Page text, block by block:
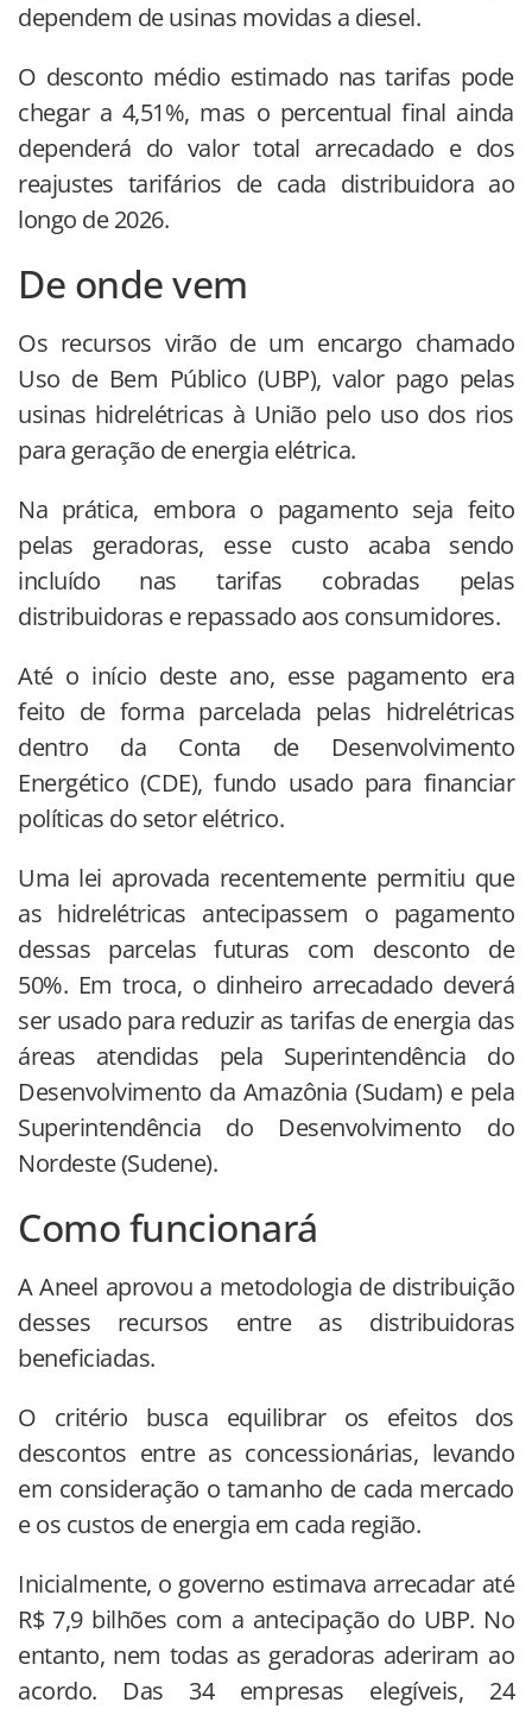
dependem de usinas movidas a diesel.
O desconto médio estimado nas tarifas pode
chegar a 4,51%, mas o percentual final ainda
dependerá do valor total arrecadado e dos
reajustes tarifários de cada distribuidora ao
longo de 2026.
De onde vem
Os recursos virão de um encargo chamado
Uso de Bem Público (UBP), valor pago pelas
usinas hidrelétricas à União pelo uso dos rios
para geração de energia elétrica.
Na prática, embora o pagamento seja feito
pelas geradoras, esse custo acaba sendo
incluído nas tarifas cobradas pelas
distribuidoras e repassado aos consumidores.
Até o início deste ano, esse pagamento era
feito de forma parcelada pelas hidrelétricas
dentro da Conta de Desenvolvimento
Energético (CDE), fundo usado para financiar
políticas do setor elétrico.
Uma lei aprovada recentemente permitiu que
as hidrelétricas antecipassem o pagamento
dessas parcelas futuras com desconto de
50%. Em troca, o dinheiro arrecadado deverá
ser usado para reduzir as tarifas de energia das
áreas atendidas pela Superintendência do
Desenvolvimento da Amazônia (Sudam) e pela
Superintendência do Desenvolvimento do
Nordeste (Sudene).
Como funcionará
A Aneel aprovou a metodologia de distribuição
desses recursos entre as distribuidoras
beneficiadas.
O critério busca equilibrar os efeitos dos
descontos entre as concessionárias, levando
em consideração o tamanho de cada mercado
e os custos de energia em cada região.
Inicialmente, o governo estimava arrecadar até
R$ 7,9 bilhões com a antecipação do UBP. No
entanto, nem todas as geradoras aderiram ao
acordo. Das 34 empresas elegíveis, 24